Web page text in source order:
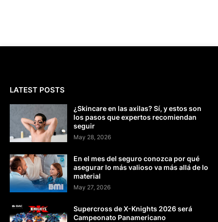
LATEST POSTS
¿Skincare en las axilas? Sí, y estos son
los pasos que expertos recomiendan
seguir
May 28, 2026
En el mes del seguro conozca por qué
asegurar lo más valioso va más allá de lo
material
May 27, 2026
Supercross de X-Knights 2026 será
Campeonato Panamericano